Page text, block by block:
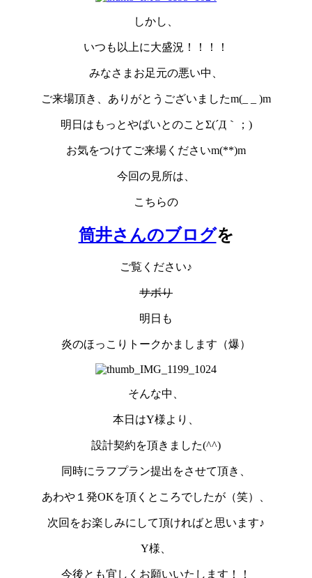
しかし、
いつも以上に大盛況！！！！
みなさまお足元の悪い中、
ご来場頂き、ありがとうございましたm(_ _ )m
明日はもっとやばいとのことΣ(´Д｀；)
お気をつけてご来場くださいm(**)m
今回の見所は、
こちらの
筒井さんのブログを
ご覧ください♪
サボり
明日も
炎のほっこりトークかまします（爆）
そんな中、
本日はY様より、
設計契約を頂きました(^^)
同時にラフプラン提出をさせて頂き、
あわや１発OKを頂くところでしたが（笑）、
次回をお楽しみにして頂ければと思います♪
Y様、
今後とも宜しくお願いいたします！！